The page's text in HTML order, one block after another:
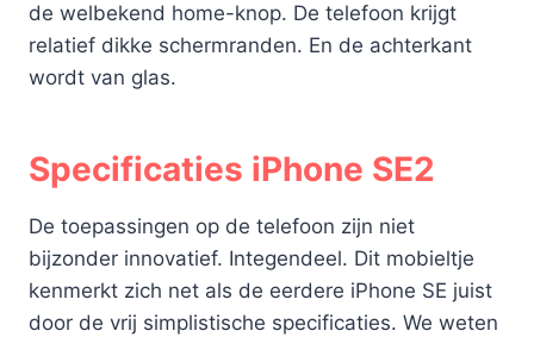
de welbekend home-knop. De telefoon krijgt
relatief dikke schermranden. En de achterkant
wordt van glas.
Specificaties iPhone SE2
De toepassingen op de telefoon zijn niet
bijzonder innovatief. Integendeel. Dit mobieltje
kenmerkt zich net als de eerdere iPhone SE juist
door de vrij simplistische specificaties. We weten